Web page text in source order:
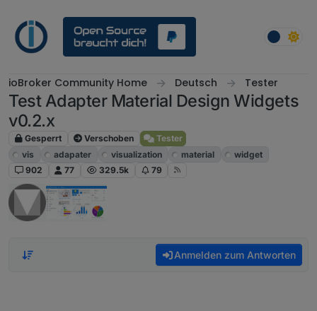
ioBroker Community Home Deutsch Tester
Test Adapter Material Design Widgets
v0.2.x
Gesperrt Verschoben
Tester
vis
adapater visualization material
widget
902
77 329.5k 79
Anmelden zum Antworten